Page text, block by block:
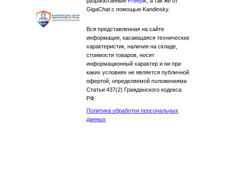
Вся представленная на сайте
информация, касающаяся технических
характеристик, наличия на складе,
стоимости товаров, носит
информационный характер и ни при
каких условиях не является публичной
офертой, определяемой положениями
Статьи 437(2) Гражданского кодекса
РФ.
Политика обработки персональных
данных
GigaChat с помощью Kandinsky.